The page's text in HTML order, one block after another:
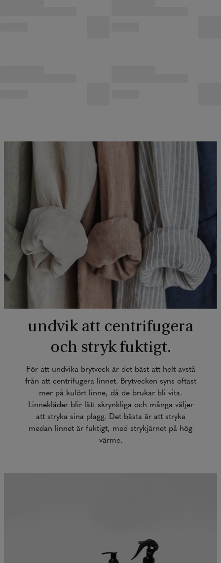
undvik att centrifugera
och stryk fuktigt.
För att undvika brytveck är det bäst att helt avstå
från att centrifugera linnet. Brytvecken syns oftast
mer på kulört linne, då de brukar bli vita.
Linnekläder blir lätt skrynkliga och många väljer
att stryka sina plagg. Det bästa är att stryka
medan linnet är fuktigt, med strykjärnet på hög
värme.